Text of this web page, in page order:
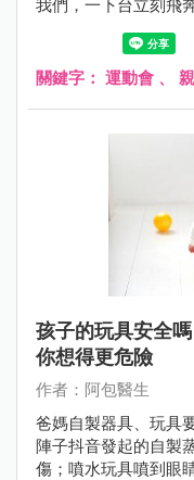
我們，一下台立刻飛
的覺得好在有特別請
關鍵字： 運動會 、
孩子的玩具安全
你想得更危險
作者：阿包醫生
爸媽自製器具、玩具
陣子抖音發起的自製
傷；噴水玩具噴到眼